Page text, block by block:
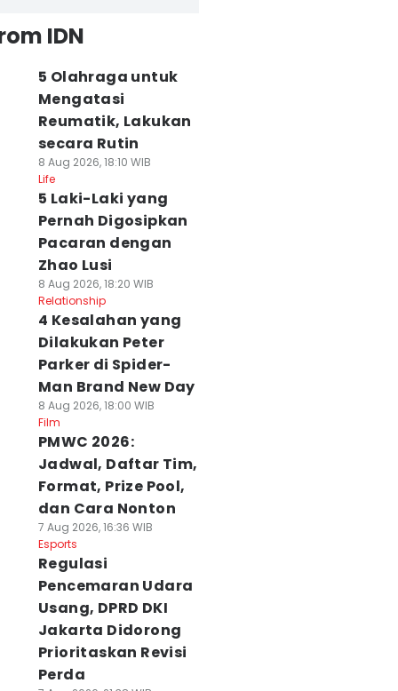
IDN
5 Olahraga untuk
Mengatasi
Reumatik, Lakukan
secara Rutin
8 Aug 2026, 18:10 WIB
Life
5 Laki-Laki yang
Pernah Digosipkan
Pacaran dengan
Zhao Lusi
8 Aug 2026, 18:20 WIB
Relationship
4 Kesalahan yang
Dilakukan Peter
Parker di Spider-
Man Brand New Day
8 Aug 2026, 18:00 WIB
Film
PMWC 2026:
Jadwal, Daftar Tim,
Format, Prize Pool,
dan Cara Nonton
7 Aug 2026, 16:36 WIB
Esports
Regulasi
Pencemaran Udara
Usang, DPRD DKI
Jakarta Didorong
Prioritaskan Revisi
Perda